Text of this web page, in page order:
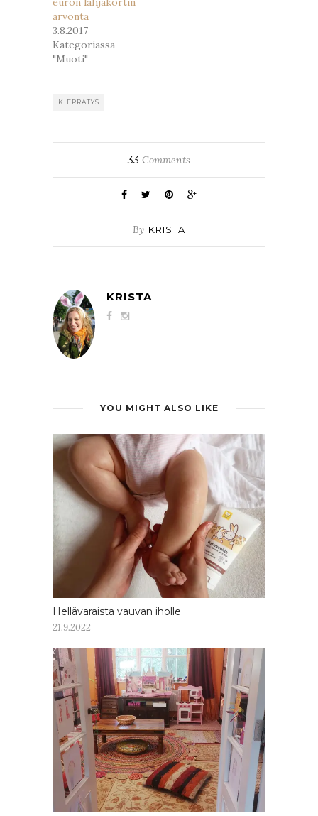
arvonta
3.8.2017
Kategoriassa
"Muoti"
KIERRÄTYS
33 Comments
By KRISTA
KRISTA
YOU MIGHT ALSO LIKE
Hellävaraista vauvan iholle
21.9.2022